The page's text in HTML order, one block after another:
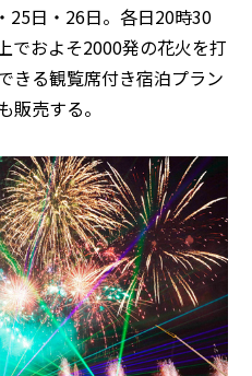
日・26日。各日20時30
でおよそ2000発の花火を打
きる観覧席付き宿泊プラン
販売する。